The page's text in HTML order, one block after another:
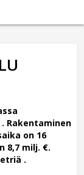
Rakentaminen
on 16
8,7 milj. €.
.